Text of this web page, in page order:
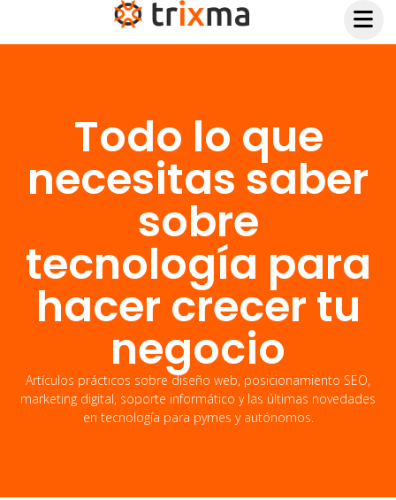
Todo lo que
necesitas saber
sobre
tecnología para
hacer crecer tu
negocio
Artículos prácticos sobre diseño web, posicionamiento SEO,
marketing digital, soporte informático y las últimas novedades
en tecnología para pymes y autónomos.